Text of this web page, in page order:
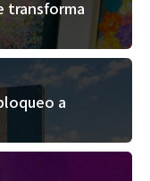
transforma
a